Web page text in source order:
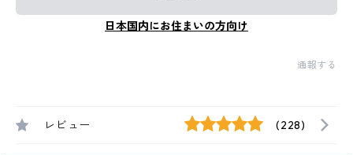
日本国内にお住まいの方向け
通報する
レビュー (228)